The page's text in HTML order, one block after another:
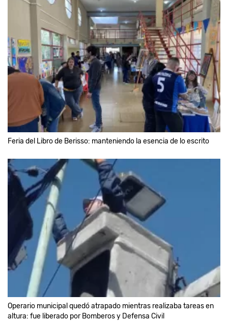
Feria del Libro de Berisso: manteniendo la esencia de lo escrito
Operario municipal quedó atrapado mientras realizaba tareas en
altura: fue liberado por Bomberos y Defensa Civil